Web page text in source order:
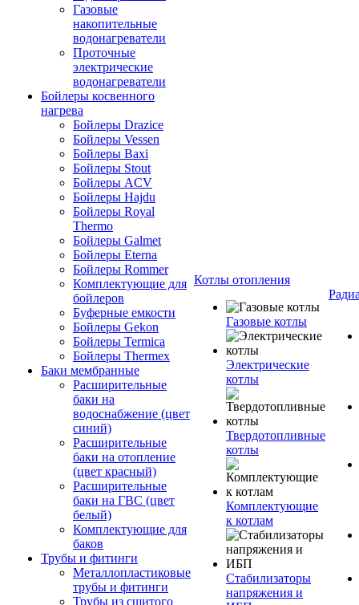
Газовые
накопительные
водонагреватели
Проточные
электрические
водонагреватели
Бойлеры косвенного
нагрева
Бойлеры Drazice
Бойлеры Vessen
Бойлеры Baxi
Бойлеры Stout
Бойлеры ACV
Бойлеры Hajdu
Бойлеры Royal
Thermo
Бойлеры Galmet
Бойлеры Eterna
Бойлеры Rommer
Комплектующие для
бойлеров
Буферные емкости
Бойлеры Gekon
Бойлеры Termica
Бойлеры Thermex
Баки мембранные
Расширительные
баки на
водоснабжение (цвет
синий)
Расширительные
баки на отопление
(цвет красный)
Расширительные
баки на ГВС (цвет
белый)
Комплектующие для
баков
Трубы и фитинги
Металлопластиковые
трубы и фитинги
Трубы из сшитого
Котлы отопления
Газовые котлы
Электрические
котлы
Твердотопливные
котлы
Комплектующие
к котлам
Стабилизаторы
напряжения и